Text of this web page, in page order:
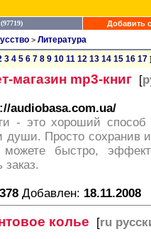
Добавить
> Литература
3 4 5 6 7 8 9 10 11 12 13 14 15 16 17 ]
магазин mp3-книг [
audiobasa.com.ua/
- это хороший
Просто сохранив
быстро,
378 Добавлен: 18.11.2008
колье [ru